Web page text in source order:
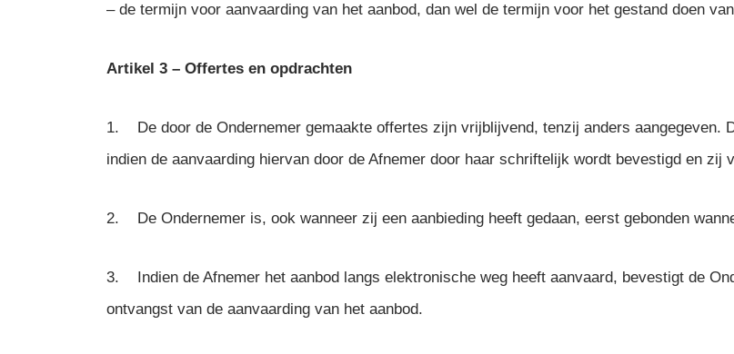
– de termijn voor aanvaarding van het aanbod, dan wel de termijn voor het gestand doen
Artikel 3 – Offertes en opdrachten
1. De door de Ondernemer gemaakte offertes zijn vrijblijvend, tenzij anders aangegeven.
indien de aanvaarding hiervan door de Afnemer door haar schriftelijk wordt bevestigd en zij
2. De Ondernemer is, ook wanneer zij een aanbieding heeft gedaan, eerst gebonden
3. Indien de Afnemer het aanbod langs elektronische weg heeft aanvaard, bevestigt de
ontvangst van de aanvaarding van het aanbod.